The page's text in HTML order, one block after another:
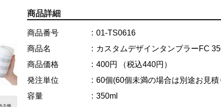
商品詳細
商品番号
01-TS0616
商品名
カスタムデザインタンブラーFC
商品価格
400円
（税込440円）
発注単位
60個(60個未満の場合は別途お見
容量
350ml